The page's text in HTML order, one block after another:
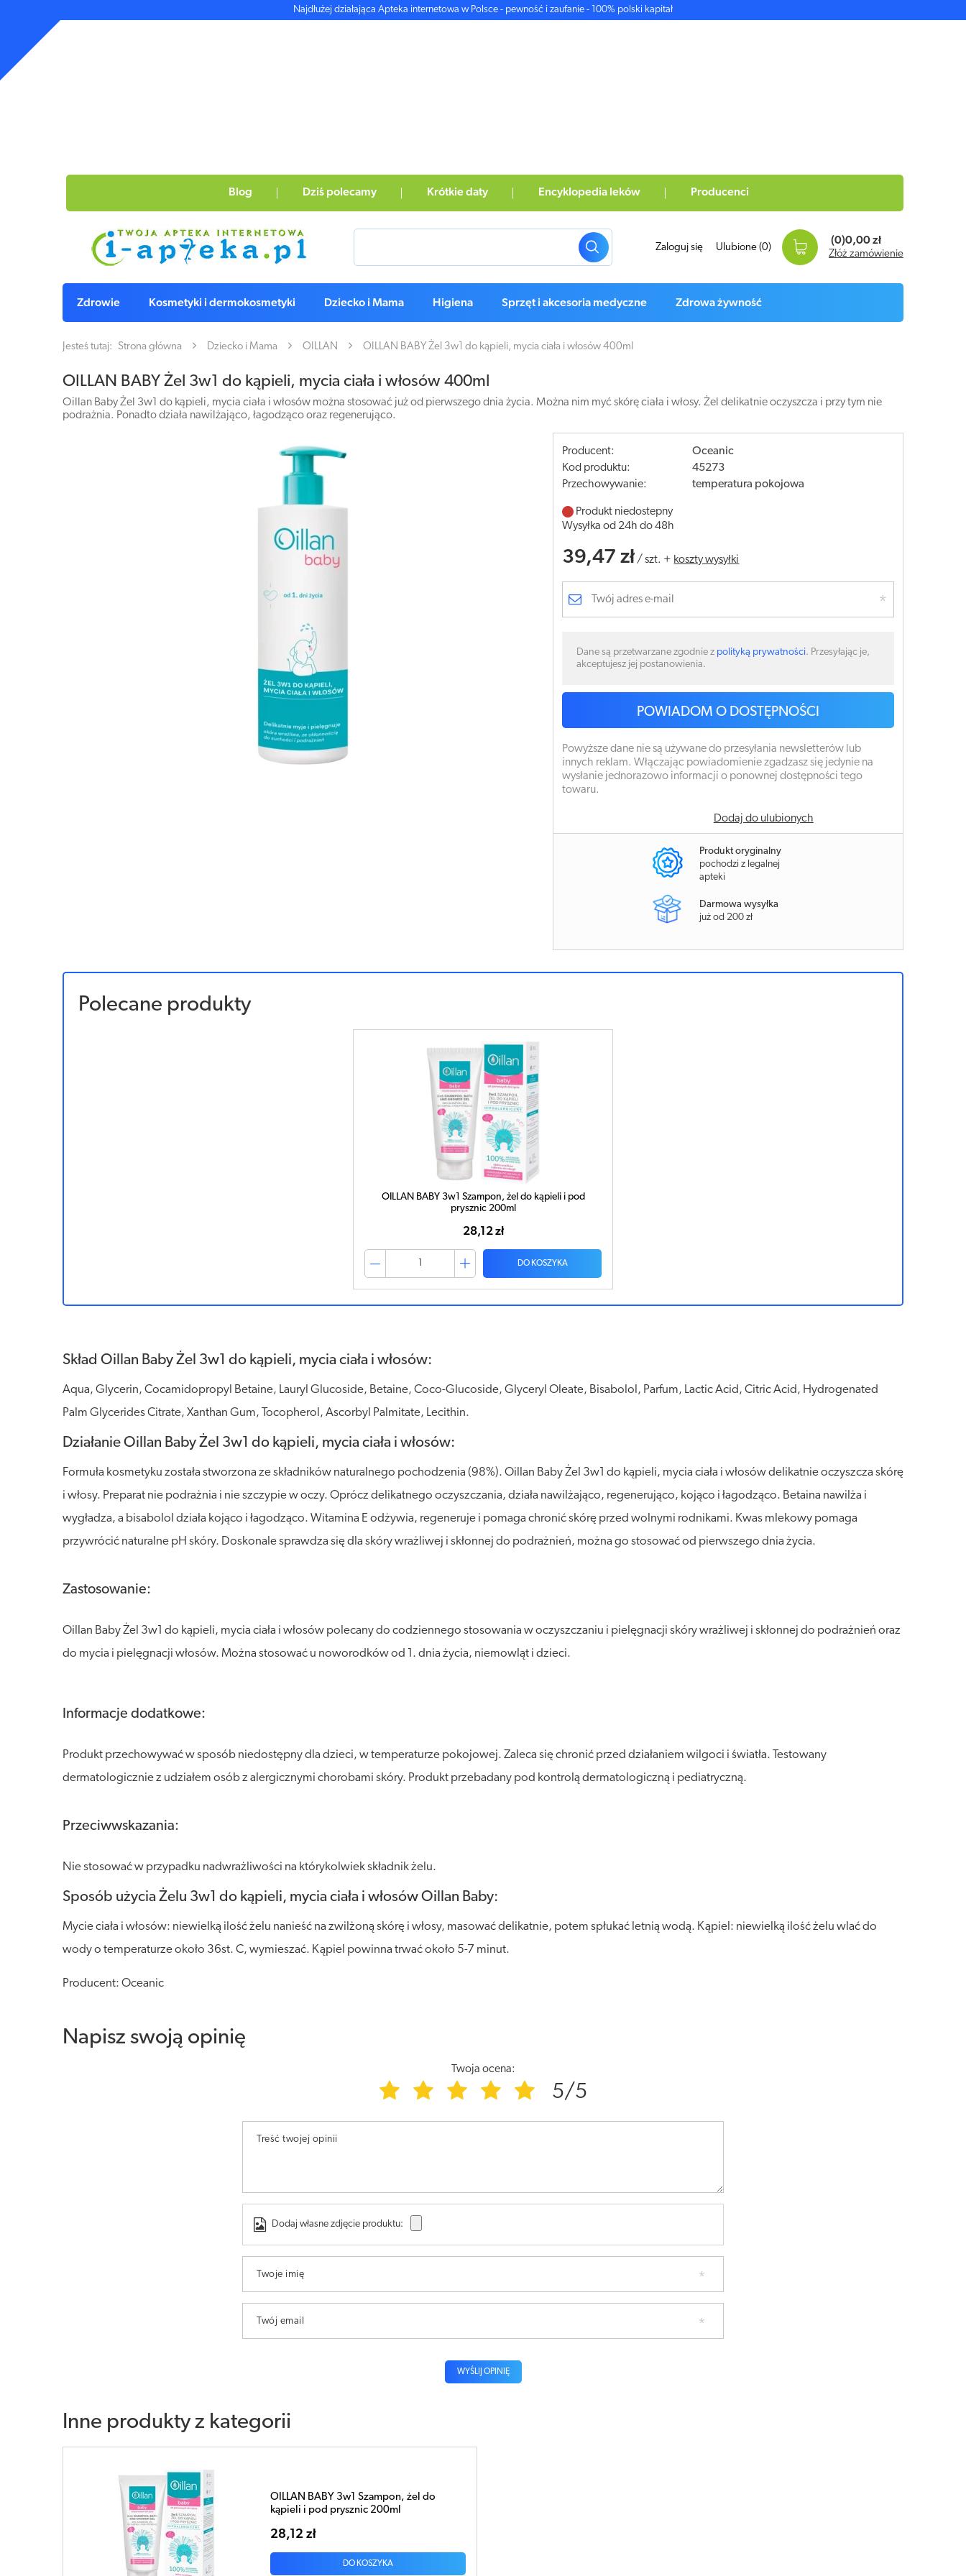
Najdłużej działająca Apteka internetowa w Polsce - pewność i zaufanie - 100% polski kapitał
Blog Dziś polecamy Krótkie daty Encyklopedia leków Producenci
Zaloguj się Ulubione (0)
(0)0,00 zł
Złóż zamówienie
Zdrowie Kosmetyki i dermokosmetyki Dziecko i Mama Higiena Sprzęt i akcesoria medyczne Zdrowa żywność
Jesteś tutaj: Strona główna Dziecko i Mama OILLAN OILLAN BABY Żel 3w1 do kąpieli, mycia ciała i włosów 400ml
OILLAN BABY Żel 3w1 do kąpieli, mycia ciała i włosów 400ml
Oillan Baby Żel 3w1 do kąpieli, mycia ciała i włosów można stosować już od pierwszego dnia życia. Można nim myć skórę ciała i włosy. Żel delikatnie oczyszcza i przy tym nie
podrażnia. Ponadto działa nawilżająco, łagodząco oraz regenerująco.
Producent:
Oceanic
Kod produktu:
45273
Przechowywanie:
temperatura pokojowa
Produkt niedostepny
Wysyłka od 24h do 48h
39,47 zł /szt. + koszty wysyłki
Dane są przetwarzane zgodnie z polityką prywatności. Przesyłając je,
akceptujesz jej postanowienia.
POWIADOM O DOSTĘPNOŚCI
Powyższe dane nie są używane do przesyłania newsletterów lub
innych reklam. Włączając powiadomienie zgadzasz się jedynie na
wysłanie jednorazowo informacji o ponownej dostępności tego
towaru.
Dodaj do ulubionych
Produkt oryginalny
pochodzi z legalnej
apteki
Darmowa wysyłka
już od 200 zł
Polecane produkty
OILLAN BABY 3w1 Szampon, żel do kąpieli i pod
prysznic 200ml
28,12 zł
DO KOSZYKA
Skład Oillan Baby Żel 3w1 do kąpieli, mycia ciała i włosów:
Aqua, Glycerin, Cocamidopropyl Betaine, Lauryl Glucoside, Betaine, Coco-Glucoside, Glyceryl Oleate, Bisabolol, Parfum, Lactic Acid, Citric Acid, Hydrogenated
Palm Glycerides Citrate, Xanthan Gum, Tocopherol, Ascorbyl Palmitate, Lecithin.
Działanie Oillan Baby Żel 3w1 do kąpieli, mycia ciała i włosów:
Formuła kosmetyku została stworzona ze składników naturalnego pochodzenia (98%). Oillan Baby Żel 3w1 do kąpieli, mycia ciała i włosów delikatnie oczyszcza skórę
i włosy. Preparat nie podrażnia i nie szczypie w oczy. Oprócz delikatnego oczyszczania, działa nawilżająco, regenerująco, kojąco i łagodząco. Betaina nawilża i
wygładza, a bisabolol działa kojąco i łagodząco. Witamina E odżywia, regeneruje i pomaga chronić skórę przed wolnymi rodnikami. Kwas mlekowy pomaga
przywrócić naturalne pH skóry. Doskonale sprawdza się dla skóry wrażliwej i skłonnej do podrażnień, można go stosować od pierwszego dnia życia.
Zastosowanie:
Oillan Baby Żel 3w1 do kąpieli, mycia ciała i włosów polecany do codziennego stosowania w oczyszczaniu i pielęgnacji skóry wrażliwej i skłonnej do podrażnień oraz
do mycia i pielęgnacji włosów. Można stosować u noworodków od 1. dnia życia, niemowląt i dzieci.
Informacje dodatkowe:
Produkt przechowywać w sposób niedostępny dla dzieci, w temperaturze pokojowej. Zaleca się chronić przed działaniem wilgoci i światła. Testowany
dermatologicznie z udziałem osób z alergicznymi chorobami skóry. Produkt przebadany pod kontrolą dermatologiczną i pediatryczną.
Przeciwwskazania:
Nie stosować w przypadku nadwrażliwości na którykolwiek składnik żelu.
Sposób użycia Żelu 3w1 do kąpieli, mycia ciała i włosów Oillan Baby:
Mycie ciała i włosów: niewielką ilość żelu nanieść na zwilżoną skórę i włosy, masować delikatnie, potem spłukać letnią wodą. Kąpiel: niewielką ilość żelu wlać do
wody o temperaturze około 36st. C, wymieszać. Kąpiel powinna trwać około 5-7 minut.
Producent: Oceanic
Napisz swoją opinię
Twoja ocena:
5/5
Treść twojej opinii
Dodaj własne zdjęcie produktu:
Twoje imię
Twój email
WYŚLIJ OPINIĘ
Inne produkty z kategorii
OILLAN BABY 3w1 Szampon, żel do
kąpieli i pod prysznic 200ml
28,12 zł
DO KOSZYKA